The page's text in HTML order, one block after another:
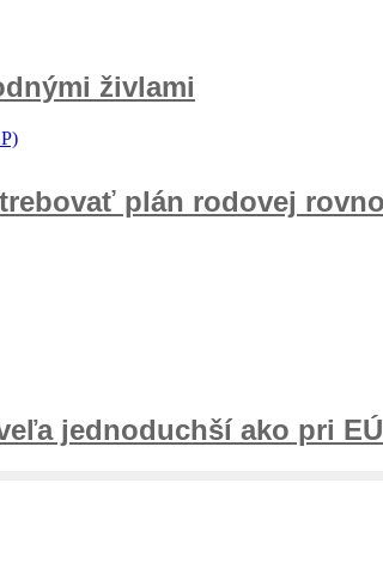
živlami
plán rodovej
jednoduchší ako pri